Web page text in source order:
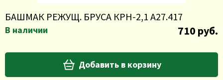
БАШМАК РЕЖУЩ. БРУСА КРН-2,1 А27.417
В наличии 710 руб.
Добавить в корзину